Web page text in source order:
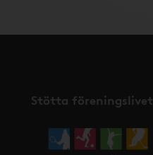
Stötta föreningslivet